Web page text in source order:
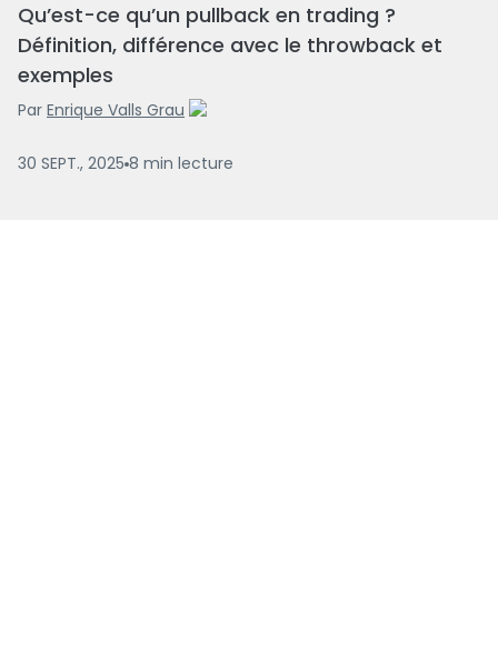
Qu’est-ce qu’un pullback en trading ?
Définition, différence avec le throwback et
exemples
Par Enrique Valls Grau
30 SEPT., 2025 8 min lecture